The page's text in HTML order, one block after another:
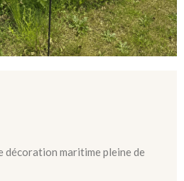
décoration maritime pleine de